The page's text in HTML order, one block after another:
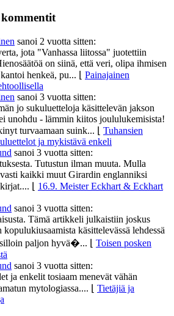
sanoi 2 vuotta sitten:
jota "Vanhassa liitossa" juotettiin
on siinä, että veri, olipa ihmisen
henkeä, pu...
Painajainen
sanoi 3 vuotta sitten:
jo sukuluetteloja käsittelevän jakson
unohdu - lämmin kiitos joululukemisista!
turvaamaan suink...
Tuhansien
ja mykistävä enkeli
sanoi 3 vuotta sitten:
Tutustun ilman muuta. Mulla
kaikki muut Girardin englanniksi
16.9. Meister Eckhart & Eckhart
sanoi 3 vuotta sitten:
Tämä artikkeli julkaistiin joskus
kopulukiusaamista käsittelevässä lehdessä
paljon hyvä�...
Toisen posken
sanoi 3 vuotta sitten:
ja enkelit tosiaam menevät vähän
mytologiassa....
Tietäjiä ja